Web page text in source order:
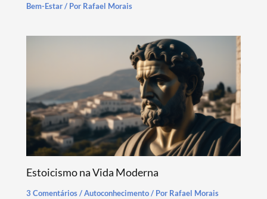
Bem-Estar/ Por Rafael Morais
Estoicismo na Vida Moderna
3 Comentários /Autoconhecimento/ Por Rafael Morais